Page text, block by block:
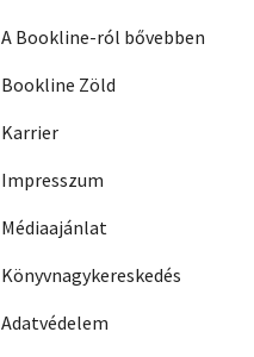
A Bookline-ról bővebben
Bookline Zöld
Karrier
Impresszum
Médiaajánlat
Könyvnagykereskedés
Adatvédelem